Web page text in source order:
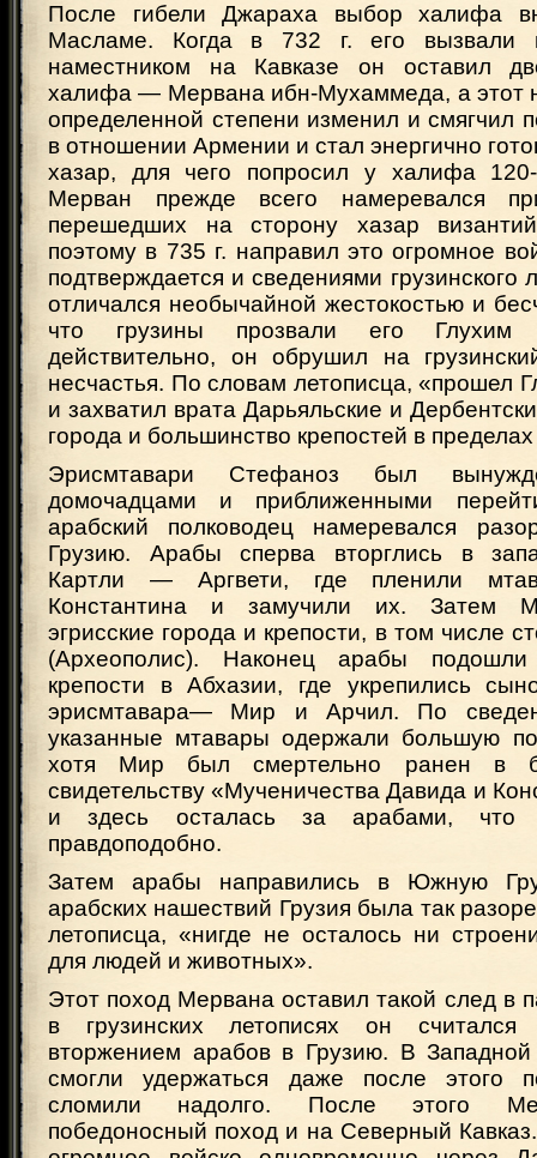
После гибели Джараха выбор халифа
Масламе. Когда в 732 г. его вызвали
наместником на Кавказе он оставил
халифа — Мервана ибн-Мухаммеда, а этот
определенной степени изменил и смягчил
в отношении Армении и стал энергично
хазар, для чего попросил у халифа 120-
Мерван прежде всего намеревался
перешедших на сторону хазар
поэтому в 735 г. направил это огромное
подтверждается и сведениями грузинского
отличался необычайной жестокостью и
что грузины прозвали его Глухим
действительно, он обрушил на
несчастья. По словам летописца, «прошел
и захватил врата Дарьяльские и
города и большинство крепостей в
Эрисмтавари Стефаноз был
домочадцами и приближенными
арабский полководец намеревался
Грузию. Арабы сперва вторглись в
Картли — Аргвети, где пленили
Константина и замучили их. Затем
эгрисские города и крепости, в том числе
(Археополис). Наконец арабы подошли
крепости в Абхазии, где укрепились
эрисмтавара— Мир и Арчил. По
указанные мтавары одержали большую
хотя Мир был смертельно ранен в
свидетельству «Мученичества Давида и
и здесь осталась за арабами, что
правдоподобно.
Затем арабы направились в Южную
арабских нашествий Грузия была так
летописца, «нигде не осталось ни
для людей и животных».
Этот поход Мервана оставил такой след в
в грузинских летописях он
вторжением арабов в Грузию. В
смогли удержаться даже после этого
сломили надолго. После этого
победоносный поход и на Северный